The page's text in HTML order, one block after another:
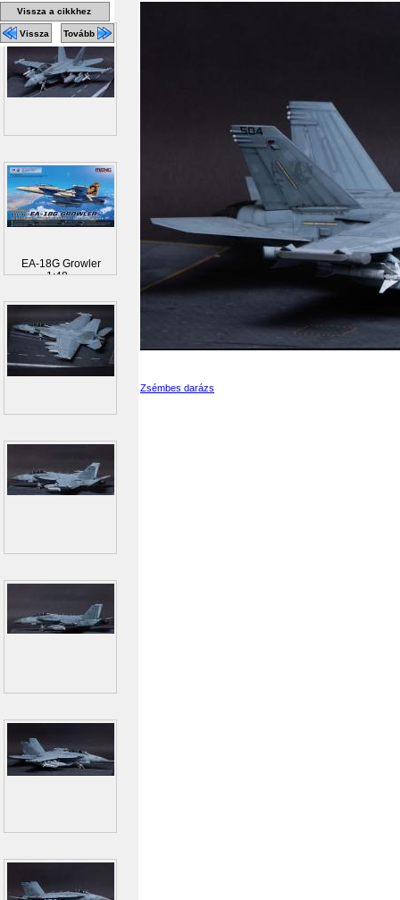
Zsémbes darázs
Vissza a cikkhez
Vissza Tovább
EA-18G Growler
1:48...